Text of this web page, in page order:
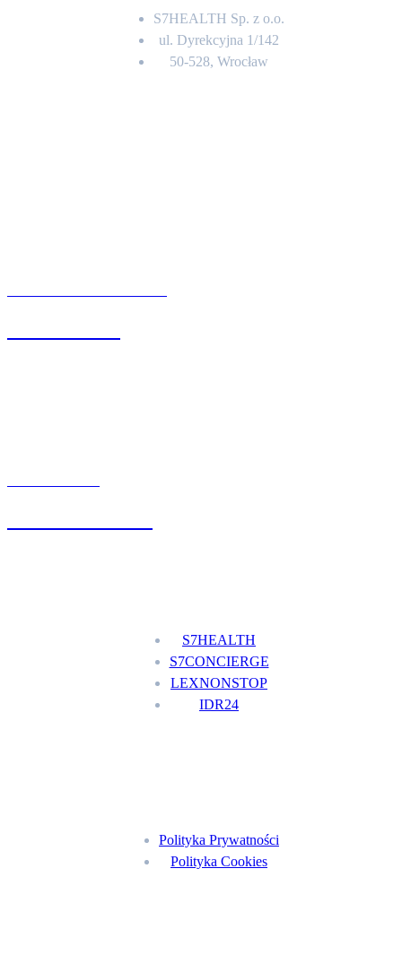
S7HEALTH Sp. z o.o.
ul. Dyrekcyjna 1/142
50-528, Wrocław
S7HEALTH
S7CONCIERGE
LEXNONSTOP
IDR24
Polityka Prywatności
Polityka Cookies